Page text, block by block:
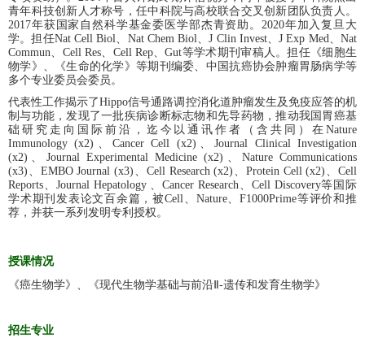
青年科技创新人才称号，任中科院与高校联合交叉创新团队负责人。
2017年获国家自然科学基金委医学部杰青资助。 2020年加入复旦大
学。担任Nat Cell Biol、 Nat Chem Biol、J Clin Invest、J Exp Med、Nat
Commun、 Cell Res、 Cell Rep、Gut等学术期刊审稿人。担任《细胞生
物学》、《生命的化学》等期刊编委、 中国抗癌协会肿瘤胃肠病学等
多个专业委员会委员。
代表性工作揭示了Hippo信号通路调控消化道肿瘤发生及免疫应答的机
制与功能，发现了一批疾病诊断标志物和先导药物，推动我国胃癌基
础研究走向国际前沿，迄今以通讯作者（含共同）在 Nature
Immunology (x2) 、Cancer Cell (x2) 、Journal Clinical Investigation
(x2) 、 Journal Experimental Medicine (x2) 、 Nature Communications
(x3) 、 EMBO Journal (x3) 、 Cell Research (x2) 、 Protein Cell (x2) 、Cell
Reports、 Journal Hepatology 、Cancer Research、 Cell Discovery等国际
学术期刊发表论文百余篇，被Cell、 Nature、F1000Prime等评价和推
荐，并获一系列发明专利授权。
授课情况
《癌生物学》、《现代生物学基础与前沿Ⅱ -遗传和发育生物学》
招生专业